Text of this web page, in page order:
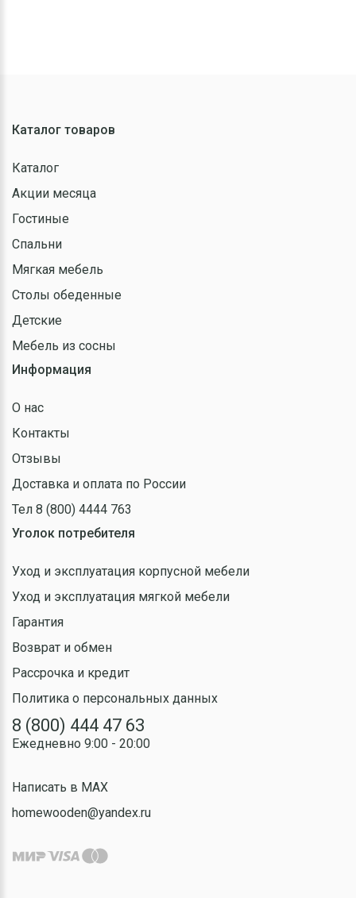
Каталог товаров
Каталог
Акции месяца
Гостиные
Спальни
Мягкая мебель
Столы обеденные
Детские
Мебель из сосны
Информация
О нас
Контакты
Отзывы
Доставка и оплата по России
Тел 8 (800) 4444 763
Уголок потребителя
Уход и эксплуатация корпусной мебели
Уход и эксплуатация мягкой мебели
Гарантия
Возврат и обмен
Рассрочка и кредит
Политика о персональных данных
8 (800) 444 47 63
Ежедневно 9:00 - 20:00
Написать в MAX
homewooden@yandex.ru